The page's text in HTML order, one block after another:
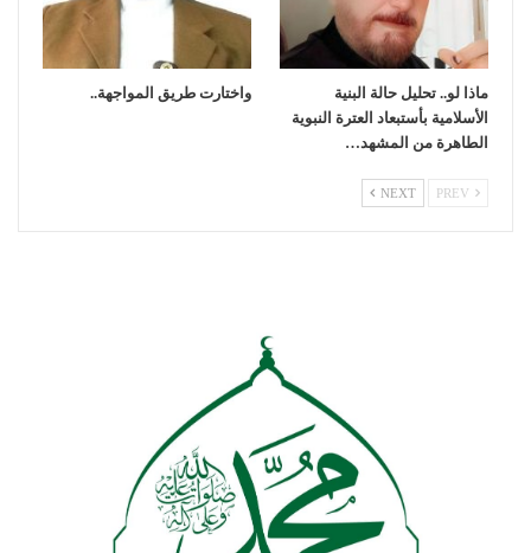
ماذا لو.. تحليل حالة البنية
الأسلامية بأستبعاد العترة النبوية
الطاهرة من المشهد…
واختارت طريق المواجهة..
NEXT